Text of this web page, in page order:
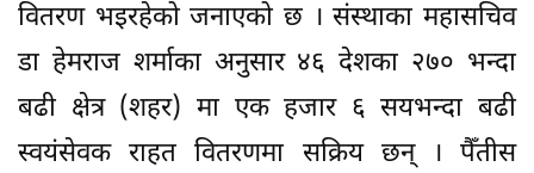
वितरण भइरहेको जनाएको छ । संस्थाका महासचिव
डा हेमराज शर्माका अनुसार ४६ देशका २७० भन्दा
बढी क्षेत्र (शहर) मा एक हजार ६ सयभन्दा बढी
स्वयंसेवक राहत वितरणमा सक्रिय छन् । पैँतीस